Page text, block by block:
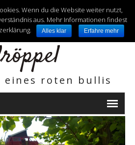
mit
eines roten bullis
Wenn du die Website weiter nutzt,
aus. Mehr Informationen findest
Alles klar Erfahre mehr